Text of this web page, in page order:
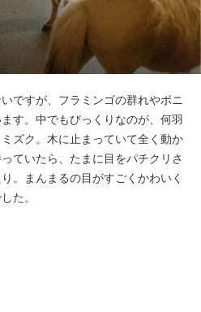
ですが、フラミンゴの群れやポニ
す。中でもびっくりなのが、何羽
ズク。木に止まっていて全く動か
ていたら、たまに目をパチクリさ
。まんまるの目がすごくかわいく
た。